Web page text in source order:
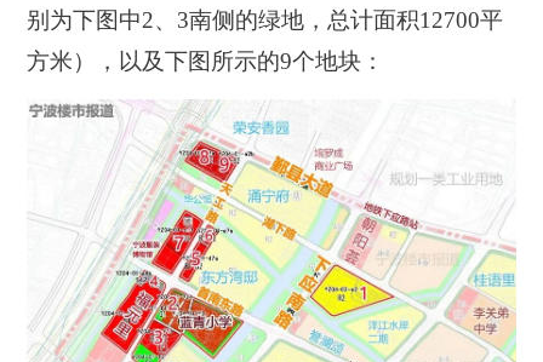
别为下图中2、3南侧的绿地，总计面积12700平
方米）
，以及下图所示的9个地块：